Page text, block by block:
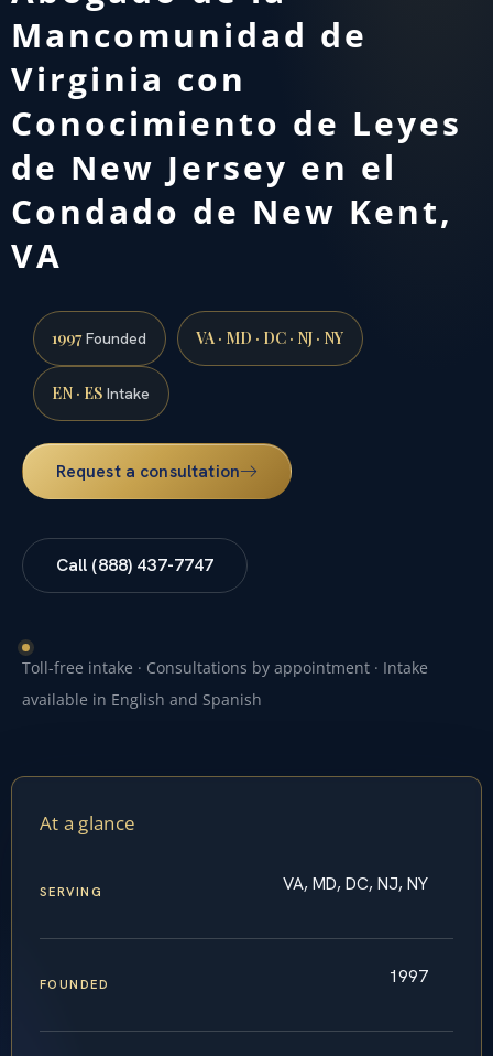
Mancomunidad de
Virginia con
Conocimiento de Leyes
de New Jersey en el
Condado de New Kent,
VA
1997Founded VA · MD · DC · NJ · NY
EN · ES Intake
Request a consultation
Call (888) 437-7747
Toll-free intake · Consultations by appointment · Intake
available in English and Spanish
At a glance
SERVING VA, MD, DC, NJ, NY
FOUNDED 1997